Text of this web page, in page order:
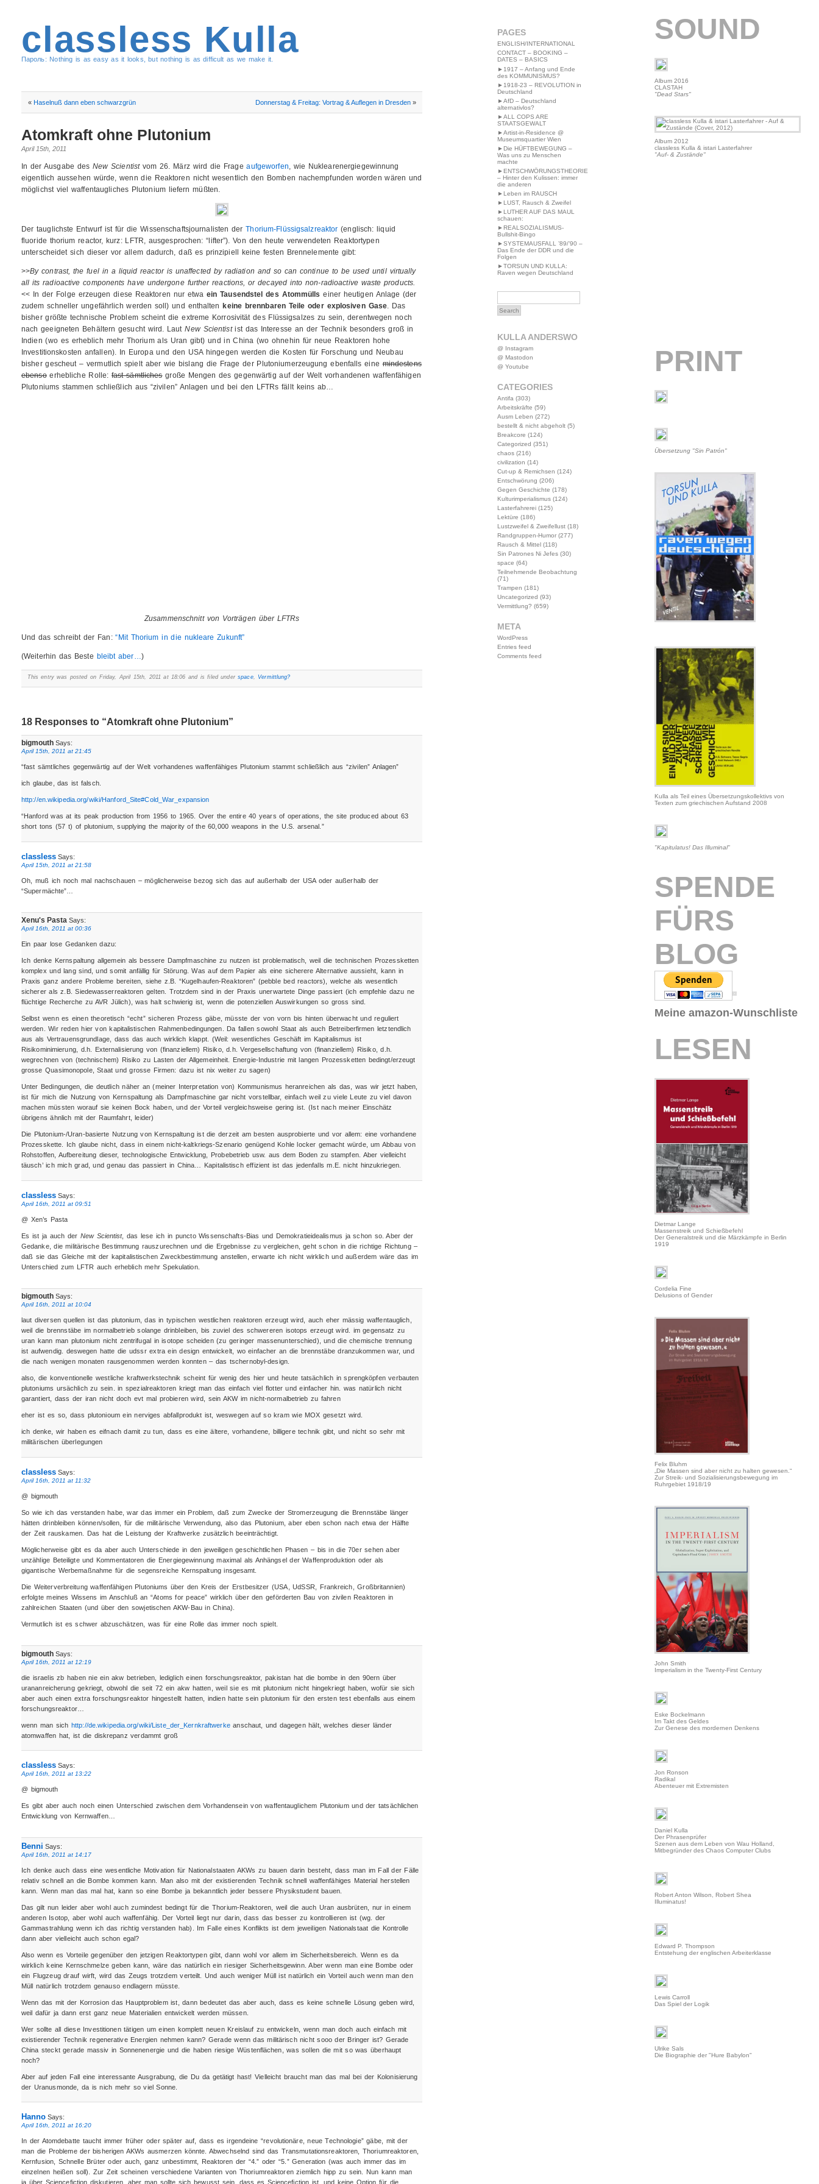
classless Kulla
Пароль: Nothing is as easy as it looks, but nothing is as difficult as we make it.
« Haselnuß dann eben schwarzgrün Donnerstag & Freitag: Vortrag & Auflegen in Dresden»
Atomkraft ohne Plutonium
April 15th, 2011
In der Ausgabe des New Scientistvom 26. März wird die Frageaufgeworfen, wie Nuklearenergiegewinnung
eigentlich aussehen würde, wenn die Reaktoren nicht wesentlich den Bomben nachempfunden worden wären und
möglichst viel waffentaugliches Plutonium liefern müßten.
Der tauglichste Entwurf ist für die Wissenschaftsjournalisten derThorium-Flüssigsalzreaktor (englisch: liquid
fluoride thorium reactor, kurz: LFTR, ausgesprochen: “lifter”). Von den heute verwendeten Reaktortypen
unterscheidet sich dieser vor allem dadurch, daß es prinzipiell keine festen Brennelemente gibt:
>>By contrast, the fuel in a liquid reactor is unaffected by radiation and so can continue to be used until virtually
all its radioactive components have undergone further reactions, or decayed into non-radioactive waste products.
<< In der Folge erzeugen diese Reaktoren nur etwaein Tausendstel des Atommülls einer heutigen Anlage (der
zudem schneller ungefährlich werden soll) und enthalten keine brennbaren Teile oder explosiven Gase. Das
bisher größte technische Problem scheint die extreme Korrosivität des Flüssigsalzes zu sein, derentwegen noch
nach geeigneten Behältern gesucht wird. LautNew Scientistist das Interesse an der Technik besonders groß in
Indien (wo es erheblich mehr Thorium als Uran gibt) und in China (wo ohnehin für neue Reaktoren hohe
Investitionskosten anfallen). In Europa und den USA hingegen werden die Kosten für Forschung und Neubau
bisher gescheut – vermutlich spielt aber wie bislang die Frage der Plutoniumerzeugung ebenfalls einemindestens
ebensoerhebliche Rolle: fast sämtlichesgroße Mengen des gegenwärtig auf der Welt vorhandenen waffenfähigen
Plutoniums stammen schließlich aus “zivilen” Anlagen und bei den LFTRs fällt keins ab…
Zusammenschnitt von Vorträgen über LFTRs
Und das schreibt der Fan:“Mit Thorium in die nukleare Zukunft”
(Weiterhin das Beste bleibt aber…)
This entry was posted on Friday, April 15th, 2011 at 18:06 and is filed underspace,Vermittlung?
18 Responses to “Atomkraft ohne Plutonium”
bigmouthSays:
April 15th, 2011 at 21:45
“fast sämtliches gegenwärtig auf der Welt vorhandenes waffenfähiges Plutonium stammt schließlich aus “zivilen” Anlagen”
ich glaube, das ist falsch.
http://en.wikipedia.org/wiki/Hanford_Site#Cold_War_expansion
“Hanford was at its peak production from 1956 to 1965. Over the entire 40 years of operations, the site produced about 63
short tons (57 t) of plutonium, supplying the majority of the 60,000 weapons in the U.S. arsenal.”
classlessSays:
April 15th, 2011 at 21:58
Oh, muß ich noch mal nachschauen – möglicherweise bezog sich das auf außerhalb der USA oder außerhalb der
“Supermächte”…
Xenu's Pasta Says:
April 16th, 2011 at 00:36
Ein paar lose Gedanken dazu:
Ich denke Kernspaltung allgemein als bessere Dampfmaschine zu nutzen ist problematisch, weil die technischen Prozessketten
komplex und lang sind, und somit anfällig für Störung. Was auf dem Papier als eine sicherere Alternative aussieht, kann in
Praxis ganz andere Probleme bereiten, siehe z.B. “Kugelhaufen-Reaktoren” (pebble bed reactors), welche als wesentlich
sicherer als z.B. Siedewasserreaktoren gelten. Trotzdem sind in der Praxis unerwartete Dinge passiert (ich empfehle dazu ne
flüchtige Recherche zu AVR Jülich), was halt schwierig ist, wenn die potenziellen Auswirkungen so gross sind.
Selbst wenn es einen theoretisch “echt” sicheren Prozess gäbe, müsste der von vorn bis hinten überwacht und reguliert
werden. Wir reden hier von kapitalistischen Rahmenbedingungen. Da fallen sowohl Staat als auch Betreiberfirmen letztendlich
aus als Vertrauensgrundlage, dass das auch wirklich klappt. (Weil: wesentliches Geschäft im Kapitalismus ist
Risikominimierung, d.h. Externalisierung von (finanziellem) Risiko, d.h. Vergesellschaftung von (finanziellem) Risiko, d.h.
wegrechnen von (technischem) Risiko zu Lasten der Allgemeinheit. Energie-Industrie mit langen Prozessketten bedingt/erzeugt
grosse Quasimonopole, Staat und grosse Firmen: dazu ist nix weiter zu sagen)
Unter Bedingungen, die deutlich näher an (meiner Interpretation von) Kommunismus heranreichen als das, was wir jetzt haben,
ist für mich die Nutzung von Kernspaltung als Dampfmaschine gar nicht vorstellbar, einfach weil zu viele Leute zu viel davon
machen müssten worauf sie keinen Bock haben, und der Vorteil vergleichsweise gering ist. (Ist nach meiner Einschätz
übrigens ähnlich mit der Raumfahrt, leider)
Die Plutonium-/Uran-basierte Nutzung von Kernspaltung ist die derzeit am besten ausprobierte und vor allem: eine vorhandene
Prozesskette. Ich glaube nicht, dass in einem nicht-kaltkriegs-Szenario genügend Kohle locker gemacht würde, um Abbau von
Rohstoffen, Aufbereitung dieser, technologische Entwicklung, Probebetrieb usw. aus dem Boden zu stampfen. Aber vielleicht
täusch’ ich mich grad, und genau das passiert in China… Kapitalistisch effizient ist das jedenfalls m.E. nicht hinzukriegen.
classlessSays:
April 16th, 2011 at 09:51
@ Xen’s Pasta
Es ist ja auch der New Scientist, das lese ich in puncto Wissenschafts-Bias und Demokratieidealismus ja schon so. Aber der
Gedanke, die militärische Bestimmung rauszurechnen und die Ergebnisse zu vergleichen, geht schon in die richtige Richtung –
daß sie das Gleiche mit der kapitalistischen Zweckbestimmung anstellen, erwarte ich nicht wirklich und außerdem wäre das im
Unterschied zum LFTR auch erheblich mehr Spekulation.
bigmouthSays:
April 16th, 2011 at 10:04
laut diversen quellen ist das plutonium, das in typischen westlichen reaktoren erzeugt wird, auch eher mässig waffentauglich,
weil die brennstäbe im normalbetrieb solange drinbleiben, bis zuviel des schwereren isotops erzeugt wird. im gegensatz zu
uran kann man plutonium nicht zentrifugal in isotope scheiden (zu geringer massenunterschied), und die chemische trennung
ist aufwendig. deswegen hatte die udssr extra ein design entwickelt, wo einfacher an die brennstäbe dranzukommen war, und
die nach wenigen monaten rausgenommen werden konnten – das tschernobyl-design.
also, die konventionelle westliche kraftwerkstechnik scheint für wenig des hier und heute tatsächlich in sprengköpfen verbauten
plutoniums ursächlich zu sein. in spezialreaktoren kriegt man das einfach viel flotter und einfacher hin. was natürlich nicht
garantiert, dass der iran nicht doch evt mal probieren wird, sein AKW im nicht-normalbetrieb zu fahren
eher ist es so, dass plutonioum ein nerviges abfallprodukt ist, weswegen auf so kram wie MOX gesetzt wird.
ich denke, wir haben es eifnach damit zu tun, dass es eine ältere, vorhandene, billigere technik gibt, und nicht so sehr mit
militärischen überlegungen
classlessSays:
April 16th, 2011 at 11:32
@ bigmouth
So wie ich das verstanden habe, war das immer ein Problem, daß zum Zwecke der Stromerzeugung die Brennstäbe länger
hätten drinbleiben können/sollen, für die militärische Verwendung, also das Plutonium, aber eben schon nach etwa der Hälfte
der Zeit rauskamen. Das hat die Leistung der Kraftwerke zusätzlich beeinträchtigt.
Möglicherweise gibt es da aber auch Unterschiede in den jeweiligen geschichtlichen Phasen – bis in die 70er sehen aber
unzählige Beteiligte und Kommentatoren die Energiegewinnung maximal als Anhängsel der Waffenproduktion oder als
gigantische Werbemaßnahme für die segensreiche Kernspaltung insgesamt.
Die Weiterverbreitung waffenfähigen Plutoniums über den Kreis der Erstbesitzer (USA, UdSSR, Frankreich, Großbritannien)
erfolgte meines Wissens im Anschluß an “Atoms for peace” wirklich über den geförderten Bau von zivilen Reaktoren in
zahlreichen Staaten (und über den sowjetischen AKW-Bau in China).
Vermutlich ist es schwer abzuschätzen, was für eine Rolle das immer noch spielt.
bigmouthSays:
April 16th, 2011 at 12:19
die israelis zb haben nie ein akw betrieben, lediglich einen forschungsreaktor, pakistan hat die bombe in den 90ern über
urananreicherung gekriegt, obwohl die seit 72 ein akw hatten, weil sie es mit plutonium nicht hingekriegt haben, wofür sie sich
aber auch einen extra forschungsreaktor hingestellt hatten, indien hatte sein plutonium für den ersten test ebenfalls aus einem
forschungsreaktor…
wenn man sich http://de.wikipedia.org/wiki/Liste_der_Kernkraftwerkeanschaut, und dagegen hält, welches dieser länder
atomwaffen hat, ist die diskrepanz verdammt groß
classlessSays:
April 16th, 2011 at 13:22
@ bigmouth
Es gibt aber auch noch einen Unterschied zwischen dem Vorhandensein von waffentauglichem Plutonium und der tatsächlichen
Entwicklung von Kernwaffen…
Benni Says:
April 16th, 2011 at 14:17
Ich denke auch dass eine wesentliche Motivation für Nationalstaaten AKWs zu bauen darin besteht, dass man im Fall der Fälle
relativ schnell an die Bombe kommen kann. Man also mit der existierenden Technik schnell waffenfähiges Material herstellen
kann. Wenn man das mal hat, kann so eine Bombe ja bekanntlich jeder bessere Physikstudent bauen.
Das gilt nun leider aber wohl auch zumindest bedingt für die Thorium-Reaktoren, weil die auch Uran ausbrüten, nur in einem
anderen Isotop, aber wohl auch waffenfähig. Der Vorteil liegt nur darin, dass das besser zu kontrollieren ist (wg. der
Gammastrahlung wenn ich das richtig verstanden hab). Im Falle eines Konflikts ist dem jeweiligen Nationalstaat die Kontrolle
dann aber vielleicht auch schon egal?
Also wenn es Vorteile gegenüber den jetzigen Reaktortypen gibt, dann wohl vor allem im Sicherheitsbereich. Wenn es da
wirklich keine Kernschmelze geben kann, wäre das natürlich ein riesiger Sicherheitsgewinn. Aber wenn man eine Bombe oder
ein Flugzeug drauf wirft, wird das Zeugs trotzdem verteilt. Und auch weniger Müll ist natürlich ein Vorteil auch wenn man den
Müll natürlich trotzdem genauso endlagern müsste.
Wenn das mit der Korrosion das Hauptproblem ist, dann bedeutet das aber auch, dass es keine schnelle Lösung geben wird,
weil dafür ja dann erst ganz neue Materialien entwickelt werden müssen.
Wer sollte all diese Investitionen tätigen um einen komplett neuen Kreislauf zu entwickeln, wenn man doch auch einfach mit
existierender Technik regenerative Energien nehmen kann? Gerade wenn das militärisch nicht sooo der Bringer ist? Gerade
China steckt gerade massiv in Sonnenenergie und die haben riesige Wüstenflächen, was sollen die mit so was überhaupt
noch?
Aber auf jeden Fall eine interessante Ausgrabung, die Du da getätigt hast! Vielleicht braucht man das mal bei der Kolonisierung
der Uranusmonde, da is nich mehr so viel Sonne.
HannoSays:
April 16th, 2011 at 16:20
In der Atomdebatte taucht immer früher oder später auf, dass es irgendeine “revolutionäre, neue Technologie” gäbe, mit der
man die Probleme der bisherigen AKWs ausmerzen könnte. Abwechselnd sind das Transmutationsreaktoren, Thoriumreaktoren,
Kernfusion, Schnelle Brüter oder auch, ganz unbestimmt, Reaktoren der “4.” oder “5.” Generation (was auch immer das im
einzelnen heißen soll). Zur Zeit scheinen verschiedene Varianten von Thoriumreaktoren ziemlich hipp zu sein. Nun kann man
ja über Sciencefiction diskutieren, aber man sollte sich bewusst sein, dass es Sciencefiction ist, und keine Option für die
PAGES
ENGLISH/INTERNATIONAL
CONTACT – BOOKING –
DATES – BASICS
►1917 – Anfang und Ende
des KOMMUNISMUS?
►1918-23 – REVOLUTION in
Deutschland
►AfD – Deutschland
alternativlos?
►ALL COPS ARE
STAATSGEWALT
►Artist-in-Residence @
Museumsquartier Wien
►Die HÜFTBEWEGUNG –
Was uns zu Menschen
machte
►ENTSCHWÖRUNGSTHEORIE
– Hinter den Kulissen: immer
die anderen
►Leben im RAUSCH
►LUST, Rausch & Zweifel
►LUTHER AUF DAS MAUL
schauen:
►REALSOZIALISMUS-
Bullshit-Bingo
►SYSTEMAUSFALL ’89/’90 –
Das Ende der DDR und die
Folgen
►TORSUN UND KULLA:
Raven wegen Deutschland
KULLA ANDERSWO
@ Instagram
@ Mastodon
@ Youtube
CATEGORIES
Antifa (303)
Arbeitskräfte (59)
Ausm Leben (272)
bestellt & nicht abgeholt(5)
Breakcore (124)
Categorized (351)
chaos(216)
civilization (14)
Cut-up & Remichsen (124)
Entschwörung (206)
Gegen Geschichte (178)
Kulturimperialismus(124)
Lasterfahrerei(125)
Lektüre (186)
Lustzweifel & Zweifellust(18)
Randgruppen-Humor(277)
Rausch & Mittel(118)
Sin Patrones Ni Jefes(30)
space (64)
Teilnehmende Beobachtung
(71)
Trampen (181)
Uncategorized (93)
Vermittlung? (659)
META
WordPress
Entries feed
Comments feed
SOUND
Album 2016
CLASTAH
"Dead Stars"
Album 2012
classless Kulla & istari Lasterfahrer
"Auf- & Zustände"
PRINT
Übersetzung "Sin Patrón"
Kulla als Teil eines Übersetzungskollektivs von
Texten zum griechischen Aufstand 2008
"Kapitulatus! Das Illuminal"
SPENDE
FÜRS
BLOG
Meine amazon-Wunschliste
LESEN
Dietmar Lange
Massenstreik und Schießbefehl
Der Generalstreik und die Märzkämpfe in Berlin
1919
Cordelia Fine
Delusions of Gender
Felix Bluhm
„Die Massen sind aber nicht zu halten gewesen.“
Zur Streik- und Sozialisierungsbewegung im
Ruhrgebiet 1918/19
John Smith
Imperialism in the Twenty-First Century
Eske Bockelmann
Im Takt des Geldes
Zur Genese des mordernen Denkens
Jon Ronson
Radikal
Abenteuer mit Extremisten
Daniel Kulla
Der Phrasenprüfer
Szenen aus dem Leben von Wau Holland,
Mitbegründer des Chaos Computer Clubs
Robert Anton Wilson, Robert Shea
Illuminatus!
Edward P. Thompson
Entstehung der englischen Arbeiterklasse
Lewis Carroll
Das Spiel der Logik
Ulrike Sals
Die Biographie der "Hure Babylon"